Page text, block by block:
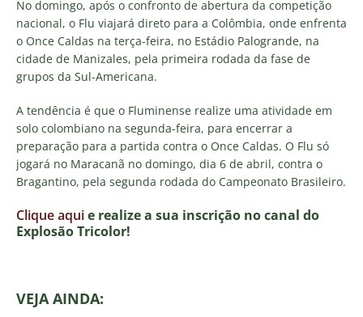
No domingo, após o confronto de abertura da competição
nacional, o Flu viajará direto para a Colômbia, onde enfrenta
o Once Caldas na terça-feira, no Estádio Palogrande, na
cidade de Manizales, pela primeira rodada da fase de
grupos da Sul-Americana.
A tendência é que o Fluminense realize uma atividade em
solo colombiano na segunda-feira, para encerrar a
preparação para a partida contra o Once Caldas. O Flu só
jogará no Maracanã no domingo, dia 6 de abril, contra o
Bragantino, pela segunda rodada do Campeonato Brasileiro.
Clique aquie realize a sua inscrição no canal do
Explosão Tricolor!
VEJA AINDA: